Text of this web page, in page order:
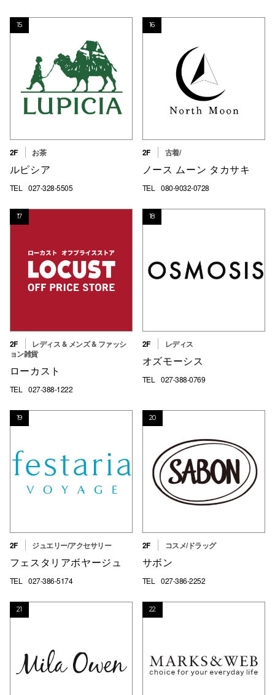
15
2F お茶
ルピシア
TEL 027-328-5505
16
2F 古着/
ノース ムーン タカサキ
TEL 080-9032-0728
17
2F
レディス & メンズ & ファッシ
ョン雑貨
ローカスト
TEL 027-388-1222
18
2F レディス
オズモーシス
TEL 027-388-0769
19
2F ジュエリー/アクセサリー
フェスタリアボヤージュ
TEL 027-386-5174
20
2F コスメ/ドラッグ
サボン
TEL 027-386-2252
21 22